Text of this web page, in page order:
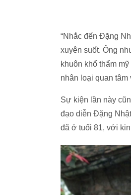
“Nhắc đến Đặng
xuyên suốt. Ông
khuôn khổ thẩm
nhân loại quan
Sự kiện lần này
đạo diễn Đặng
đã ở tuổi 81, với